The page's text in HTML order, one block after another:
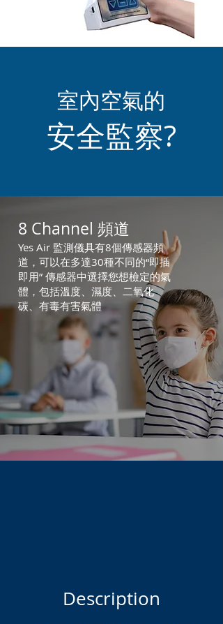
Description
室內空氣的
安全監察?
8 Channel 頻道
Yes Air 監測儀具有8個傳感器頻
道，可以在多達30種不同的“即插
即用” 傳感器中選擇您想檢定的氣
體，包括溫度、濕度、二氧化
碳、有毒有害氣體